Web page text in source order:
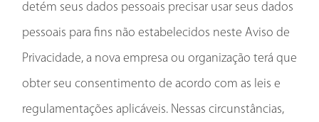
detém seus dados pessoais precisar usar seus dados
pessoais para fins não estabelecidos neste Aviso de
Privacidade, a nova empresa ou organização terá que
obter seu consentimento de acordo com as leis e
regulamentações aplicáveis. Nessas circunstâncias,